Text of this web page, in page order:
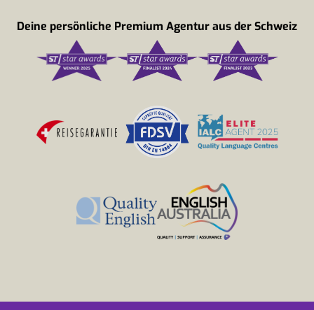
Deine persönliche Premium Agentur aus der Schweiz